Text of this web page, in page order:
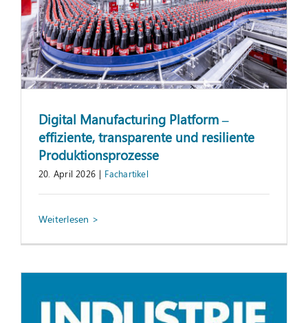
Suche
nach:
Digital Manufacturing Platform –
effiziente, transparente und resiliente
Produktionsprozesse
20. April 2026 | Fachartikel